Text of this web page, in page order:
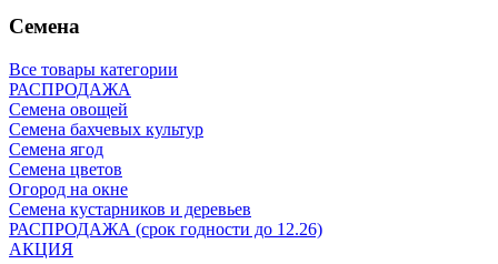
Семена
Все товары категории
РАСПРОДАЖА
Семена овощей
Семена бахчевых культур
Семена ягод
Семена цветов
Огород на окне
Семена кустарников и деревьев
РАСПРОДАЖА (срок годности до 12.26)
АКЦИЯ